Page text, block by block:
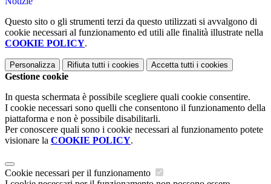
Questo sito o gli strumenti terzi da questo utilizzati si avvalgono di
cookie necessari al funzionamento ed utili alle finalità illustrate nella
COOKIE POLICY.
Personalizza Rifiuta tutti i cookies Accetta tutti i cookies
Gestione cookie
In questa schermata è possibile scegliere quali cookie consentire.
I cookie necessari sono quelli che consentono il funzionamento della
piattaforma e non è possibile disabilitarli.
Per conoscere quali sono i cookie necessari al funzionamento potete
visionare la COOKIE POLICY.
Cookie necessari per il funzionamento